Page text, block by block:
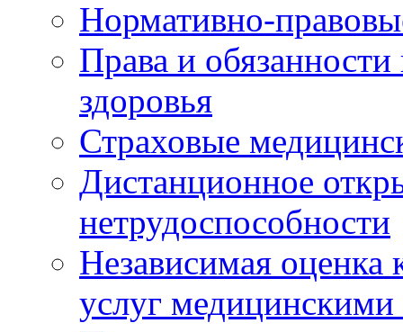
Нормативно-
Права и
здоровья
Страховые
Дистанционное
нетрудоспособности
Независимая оценка
услуг